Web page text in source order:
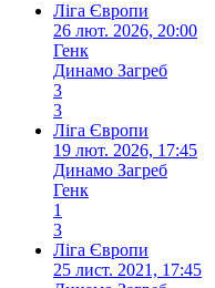
Ліга Європи
26 лют. 2026, 20:00
Генк
Динамо Загреб
3
3
Ліга Європи
19 лют. 2026, 17:45
Динамо Загреб
Генк
1
3
Ліга Європи
25 лист. 2021, 17:45